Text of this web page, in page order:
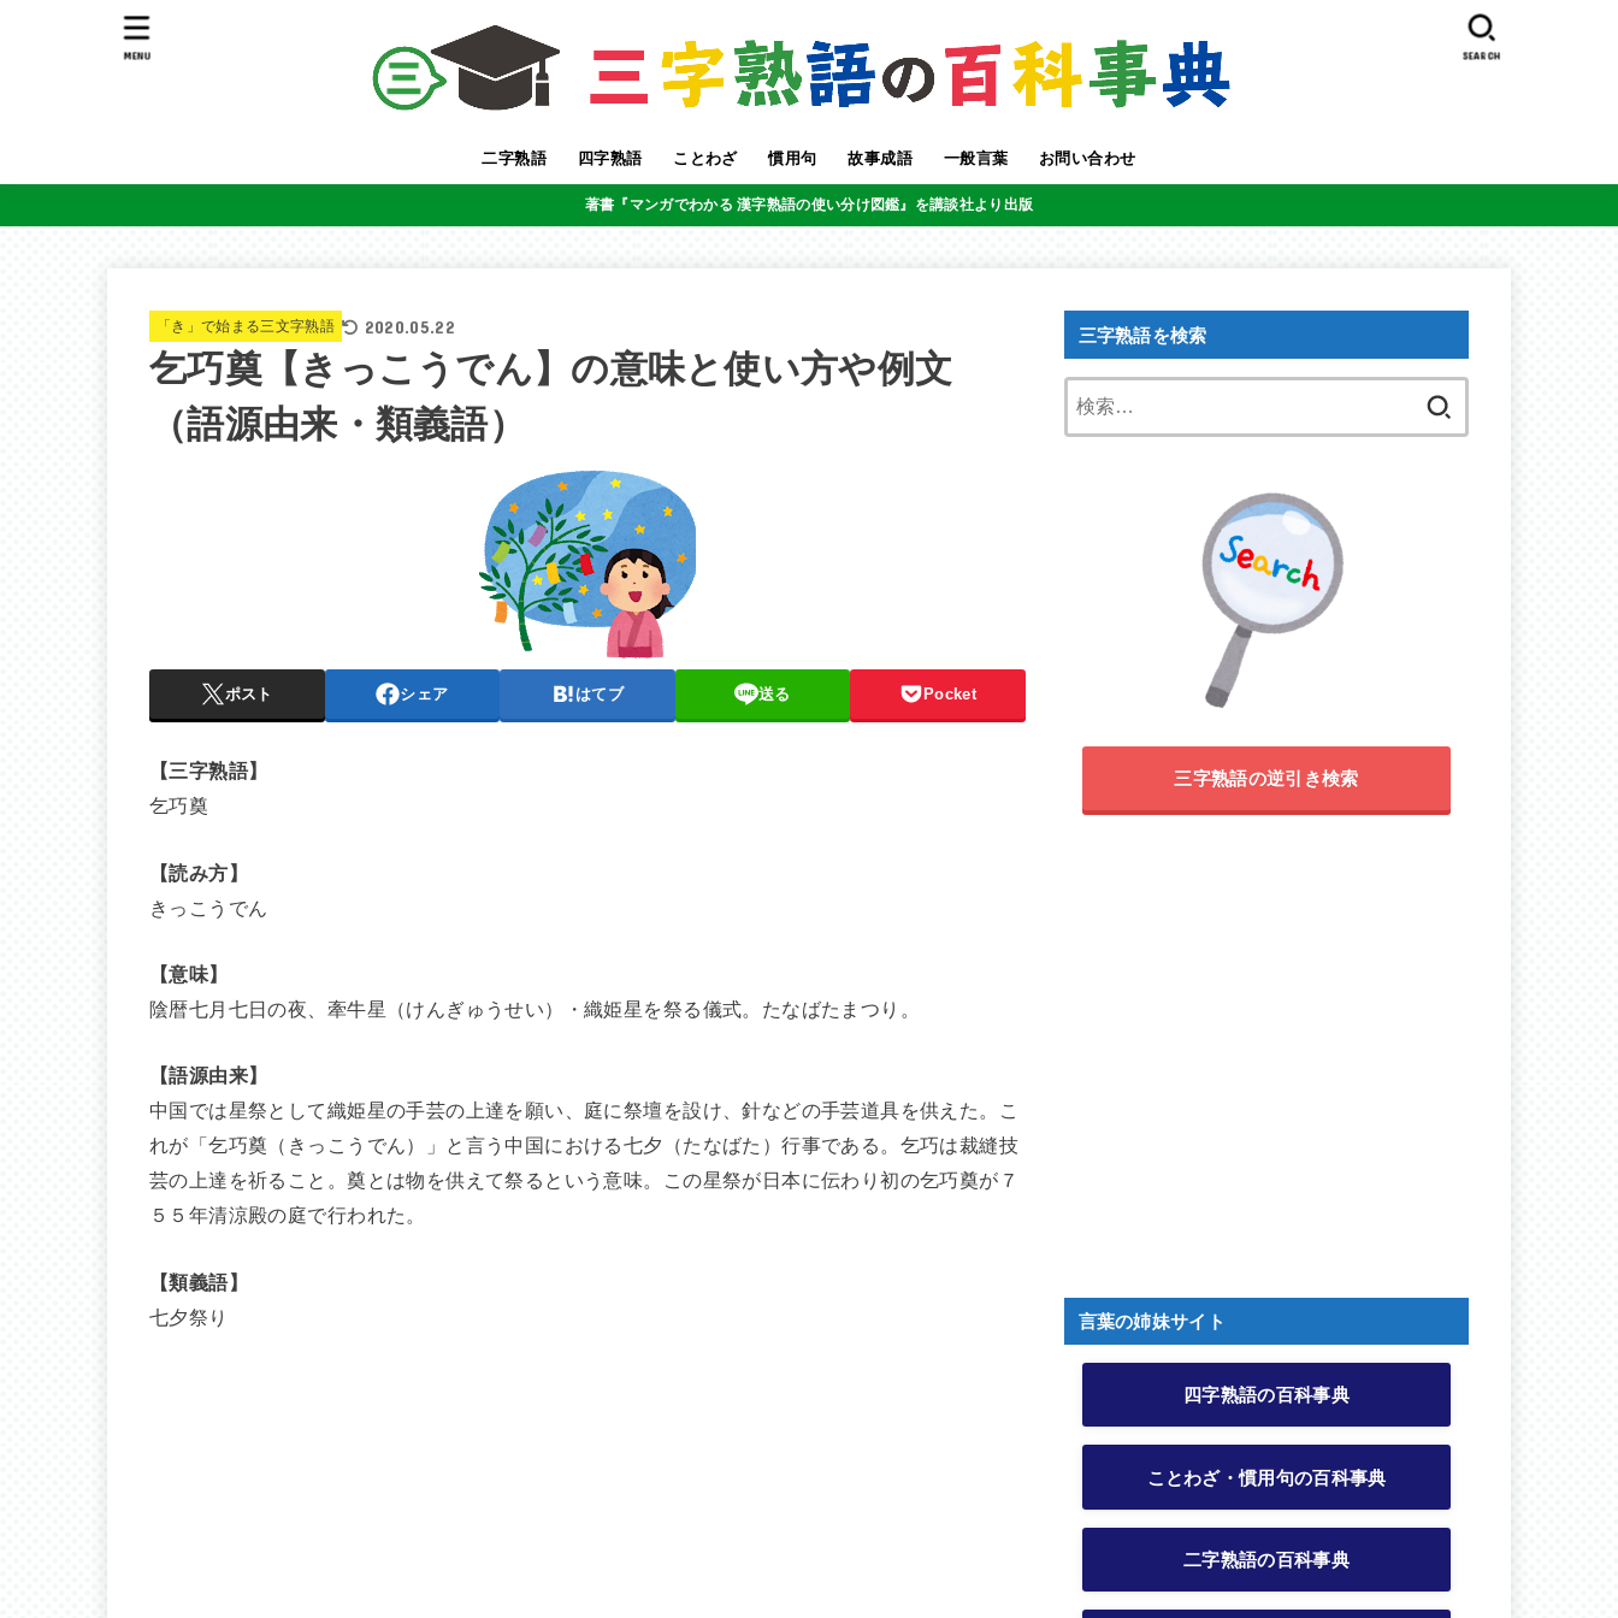
二字熟語 四字熟語 ことわざ 慣用句 故事成語 一般言葉 お問い合わせ
SEARCH
MENU
著書『マンガでわかる 漢字熟語の使い分け図鑑』を講談社より出版
「き」で始まる三文字熟語 2020.05.22
乞巧奠【きっこうでん】の意味と使い方や例文
（語源由来・類義語）
ポスト シェア はてブ 送る Pocket
【三字熟語】
乞巧奠
【読み方】
きっこうでん
【意味】
陰暦七月七日の夜、牽牛星（けんぎゅうせい）・織姫星を祭る儀式。たなばたまつり。
【語源由来】
中国では星祭として織姫星の手芸の上達を願い、庭に祭壇を設け、針などの手芸道具を供えた。こ
れが「乞巧奠（きっこうでん）」と言う中国における七夕（たなばた）行事である。乞巧は裁縫技
芸の上達を祈ること。奠とは物を供えて祭るという意味。この星祭が日本に伝わり初の乞巧奠が７
５５年清涼殿の庭で行われた。
【類義語】
七夕祭り
三字熟語を検索
三字熟語の逆引き検索
言葉の姉妹サイト
四字熟語の百科事典
ことわざ・慣用句の百科事典
二字熟語の百科事典